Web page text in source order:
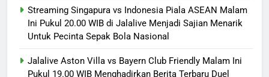
Streaming Singapura vs Indonesia Piala ASEAN Malam
Ini Pukul 20.00 WIB di Jalalive Menjadi Sajian Menarik
Untuk Pecinta Sepak Bola Nasional
Jalalive Aston Villa vs Bayern Club Friendly Malam Ini
Pukul 19.00 WIB Menghadirkan Berita Terbaru Duel